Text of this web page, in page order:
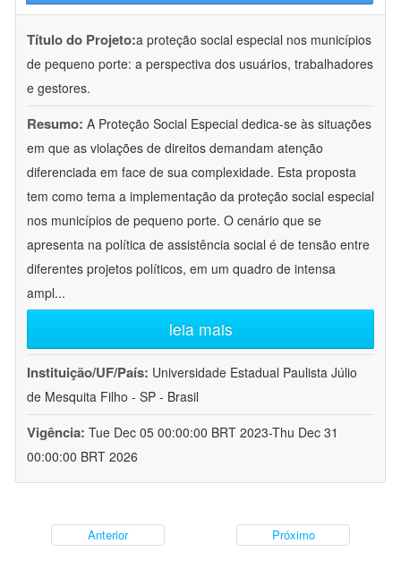
Título do Projeto:a proteção social especial nos municípios
de pequeno porte: a perspectiva dos usuários, trabalhadores
e gestores.
Resumo: A Proteção Social Especial dedica-se às situações
em que as violações de direitos demandam atenção
diferenciada em face de sua complexidade. Esta proposta
tem como tema a implementação da proteção social especial
nos municípios de pequeno porte. O cenário que se
apresenta na política de assistência social é de tensão entre
diferentes projetos políticos, em um quadro de intensa
ampl...
leia mais
Instituição/UF/País: Universidade Estadual Paulista Júlio
de Mesquita Filho - SP - Brasil
Vigência: Tue Dec 05 00:00:00 BRT 2023-Thu Dec 31
00:00:00 BRT 2026
Anterior Próximo